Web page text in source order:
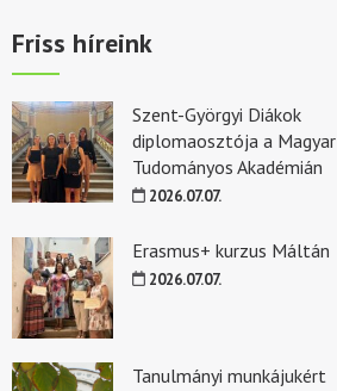
Friss híreink
Szent-Györgyi Diákok
diplomaosztója a Magyar
Tudományos Akadémián
2026.07.07.
Erasmus+ kurzus Máltán
2026.07.07.
Tanulmányi munkájukért